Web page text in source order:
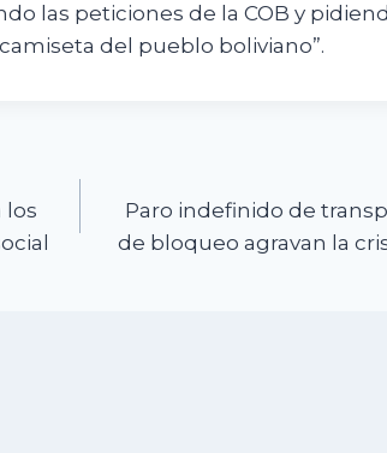
las peticiones de la COB y
del pueblo boliviano”.
los
Paro indefinido de
de bloqueo agravan la